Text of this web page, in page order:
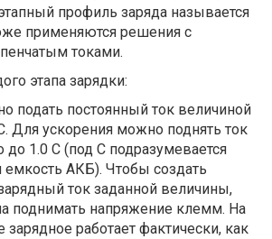
профиль заряда называется
применяются решения с
токами.
этапа зарядки:
подать постоянный ток величиной
Для ускорения можно поднять ток
до 1.0 С (под С подразумевается
емкость АКБ). Чтобы создать
ток заданной величины,
поднимать напряжение клемм. На
зарядное работает фактически, как